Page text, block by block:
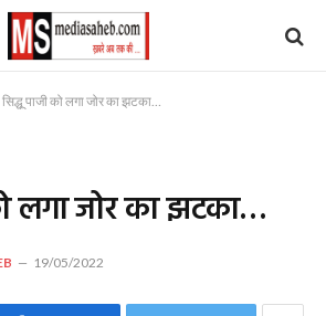
सिद्धू पाजी को लगा जोर का झटका…
लगा जोर का झटका…
19/05/2022